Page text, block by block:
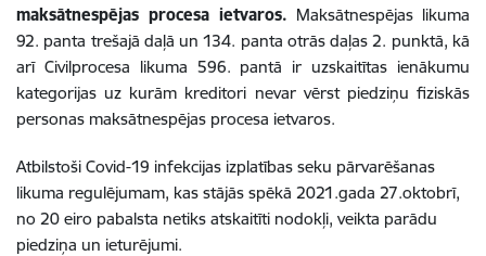
maksātnespējas procesa ietvaros. Maksātnespējas likuma
92. panta trešajā daļā un 134. panta otrās daļas 2. punktā, kā
arī Civilprocesa likuma 596. pantā ir uzskaitītas ienākumu
kategorijas uz kurām kreditori nevar vērst piedziņu fiziskās
personas maksātnespējas procesa ietvaros.
Atbilstoši Covid-19 infekcijas izplatības seku pārvarēšanas
likuma regulējumam, kas stājās spēkā 2021.gada 27.oktobrī,
no 20 eiro pabalsta netiks atskaitīti nodokļi, veikta parādu
piedziņa un ieturējumi.